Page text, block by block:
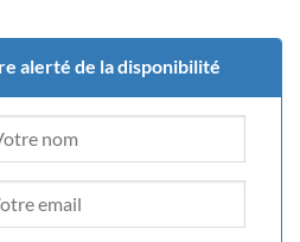
alerté de la disponibilité